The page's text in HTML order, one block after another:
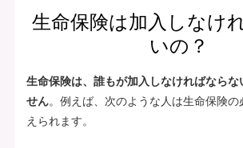
生命保険は加入しなけ
いの？
生命保険は、誰もが加入しなければならな
せん。例えば、次のような人は生命保険
えられます。